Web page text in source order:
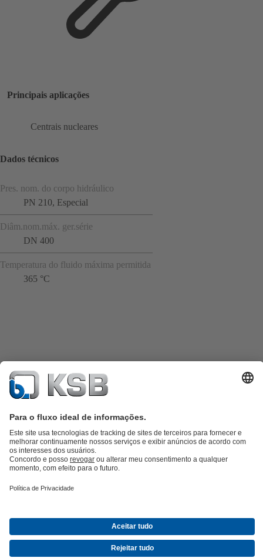
Principais aplicações
Centrais nucleares
Dados técnicos
Pres. nom. do corpo hidráulico
PN 210, Especial
Diâm.nom.máx. ger.série
DN 400
Temperatura do fluido máxima permitida
365 °C
Catálogo de produtosKSB SupremeServ: peças sobressalentes
SupremeServ: assistência premium para bombas e válvulas
KSB Portugal • Venha Conhecer-nos melhorEventosInformações
Técnicas e NotíciasOportunidades de carreira na KSBRedes Sociais
Contactos KSB Portugal